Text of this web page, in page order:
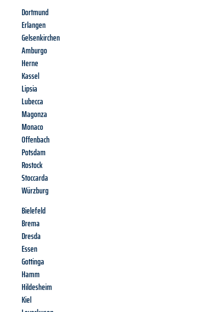
Dortmund
Erlangen
Gelsenkirchen
Amburgo
Herne
Kassel
Lipsia
Lubecca
Magonza
Monaco
Offenbach
Potsdam
Rostock
Stoccarda
Würzburg
Bielefeld
Brema
Dresda
Essen
Gottinga
Hamm
Hildesheim
Kiel